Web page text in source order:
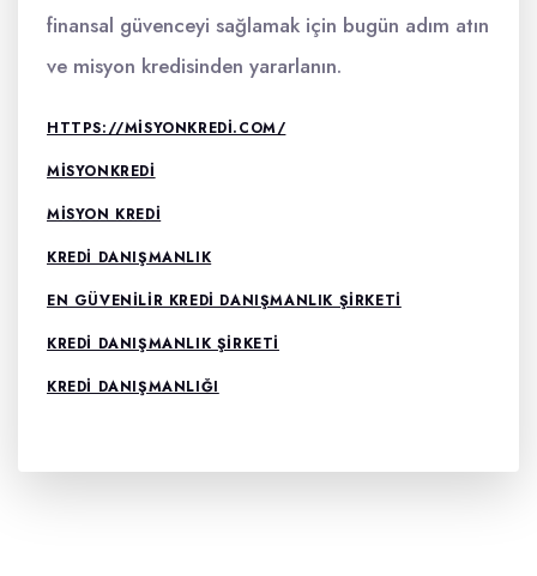
finansal güvenceyi sağlamak için bugün adım atın
ve misyon kredisinden yararlanın.
HTTPS://MISYONKREDI.COM/
MISYONKREDI
MISYON KREDI
KREDI DANIŞMANLIK
EN GÜVENILIR KREDI DANIŞMANLIK ŞIRKETI
KREDI DANIŞMANLIK ŞIRKETI
KREDI DANIŞMANLIĞI